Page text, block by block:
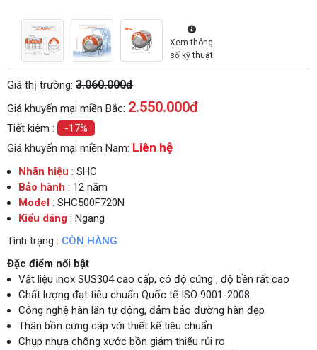
Xem thông
số kỹ thuật
Giá thị trường: 3.060.000đ
Giá khuyến mại miền Bắc: 2.550.000đ
Tiết kiệm :
-17%
Giá khuyến mại miền Nam: Liên hệ
Nhãn hiệu : SHC
Bảo hành : 12 năm
Model : SHC500F720N
Kiểu dáng : Ngang
Tình trạng : CÒN HÀNG
Đặc điểm nổi bật
Vật liệu inox SUS304 cao cấp, có độ cứng , độ bền rất cao
Chất lượng đạt tiêu chuẩn Quốc tế ISO 9001-2008.
Công nghệ hàn lăn tự động, đảm bảo đường hàn đẹp
Thân bồn cứng cáp với thiết kế tiêu chuẩn
Chụp nhựa chống xước bồn giảm thiểu rủi ro